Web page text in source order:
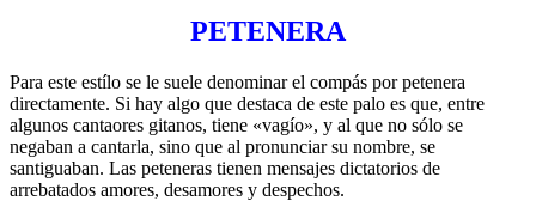
PETENERA
Para este estílo se le suele denominar el compás por petenera
directamente. Si hay algo que destaca de este palo es que, entre
algunos cantaores gitanos, tiene «vagío», y al que no sólo se
negaban a cantarla, sino que al pronunciar su nombre, se
santiguaban. Las peteneras tienen mensajes dictatorios de
arrebatados amores, desamores y despechos.